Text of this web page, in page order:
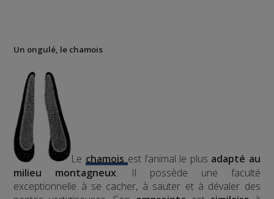
Un ongulé, le chamois
Le chamois est l’animal le plus adapté au
milieu montagneux. Il possède une faculté
exceptionnelle à se cacher, à sauter et à dévaler des